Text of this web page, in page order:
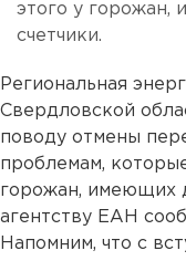
этого у
счетчики.
Региональная
Свердловской
поводу отмены
проблемам,
горожан, имеющих
агентству ЕАН
Напомним, что с